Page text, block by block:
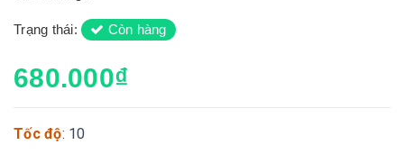
Trạng thái: Còn hàng
680.000₫
Tốc độ: 10